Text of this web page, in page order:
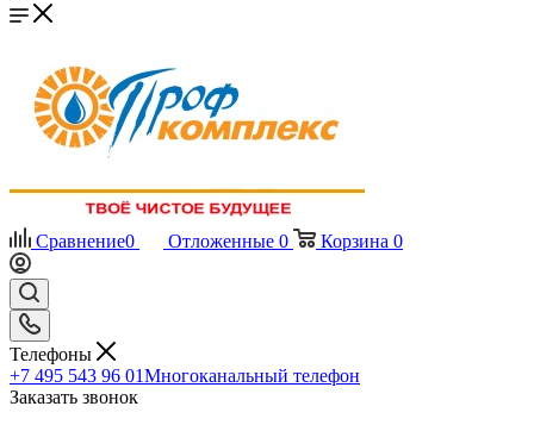
Сравнение0 Отложенные 0 Корзина 0
Телефоны
+7 495 543 96 01Многоканальный телефон
Заказать звонок